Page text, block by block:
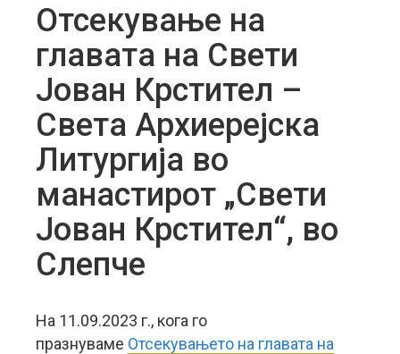
Отсекување на
главата на Свети
Јован Крстител –
Света Архиерејска
Литургија во
манастирот „Свети
Јован Крстител“, во
Слепче
На 11.09.2023 г., кога го
празнуваме Отсекувањето на главата на